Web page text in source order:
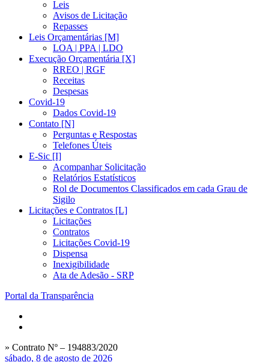
Leis
Avisos de Licitação
Repasses
Leis Orçamentárias [M]
LOA | PPA | LDO
Execução Orçamentária [X]
RREO | RGF
Receitas
Despesas
Covid-19
Dados Covid-19
Contato [N]
Perguntas e Respostas
Telefones Úteis
E-Sic [I]
Acompanhar Solicitação
Relatórios Estatísticos
Rol de Documentos Classificados em cada Grau de
Sigilo
Licitações e Contratos [L]
Licitações
Contratos
Licitações Covid-19
Dispensa
Inexigibilidade
Ata de Adesão - SRP
Portal da Transparência
» Contrato Nº – 194883/2020
sábado, 8 de agosto de 2026